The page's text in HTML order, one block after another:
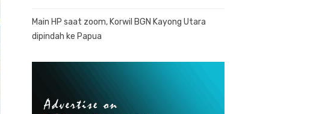
Main HP saat zoom, Korwil BGN Kayong Utara
dipindah ke Papua